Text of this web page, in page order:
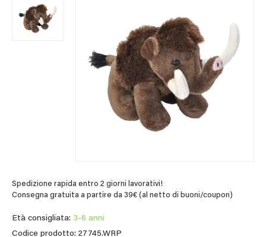
Spedizione rapida entro 2 giorni lavorativi!
Consegna gratuita a partire da 39€ (al netto di buoni/coupon)
Età consigliata: 3-6 anni
Codice prodotto: 27745.WRP